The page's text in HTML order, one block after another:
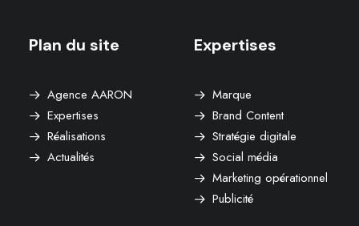
Plan du site
Agence AARON
Expertises
Réalisations
Actualités
Expertises
Marque
Brand Content
Stratégie digitale
Social média
Marketing opérationnel
Publicité